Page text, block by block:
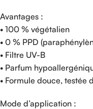
Avantages :
• 100 % végétalien
• 0 % PPD
• Filtre UV-B
• Parfum
• Formule douce,
Mode d’application :